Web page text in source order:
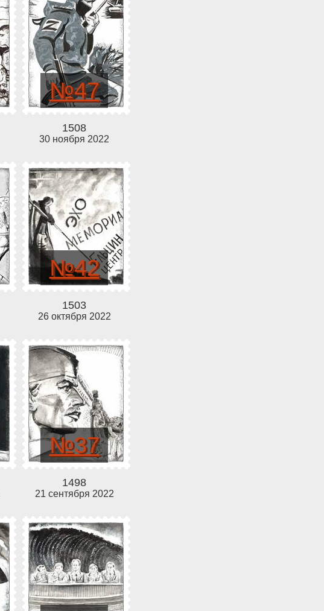
№47
1508
30 ноября 2022
№42
1503
26 октября 2022
№37
1498
21 сентября 2022